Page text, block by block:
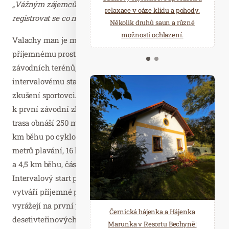
„Vážným zájemcům proto doporučuji neváhat a
registrovat se co nejdřív“
upozornil Vladimír Sušil.
Valachy man je mezi sportovci oblíbený díky
příjemnému prostředí vodní nádrže a okolních
závodních terénů, kvalitnímu pořadatelskému servisu,
intervalovému startu a distancím, které zvládnou i méně
zkušení sportovci. Pro mnohé je Valachy man příležitostí
k první závodní zkušenosti s triatlonem. I letos kratší
trasa obnáší 250 metrů plavání, 12 km horského kola a 3,6
km běhu po cyklostezce Bečva, dlouhá trasa zahrnuje 350
metrů plavání, 16 km horského kola v členitějším terénu
a 4,5 km běhu, částečně po stezce a částečně v kopcích.
Intervalový start pak i těm méně zdatným sportovcům
vytváří příjemné podmínky jak na samotném startu, kdy
vyrážejí na první plaveckou disciplínu s v
desetivteřinových intervalech, tak i během závodu –
relaxace v oáze klidu a pohody.
Několik druhů saun a různé
možnosti ochlazení.
starostí všedních dnů a přijeďte
načerpat novou energii do
Mariánských Lázní.
Černická hájenka a Hájenka
Marunka v Resortu Bechyně: